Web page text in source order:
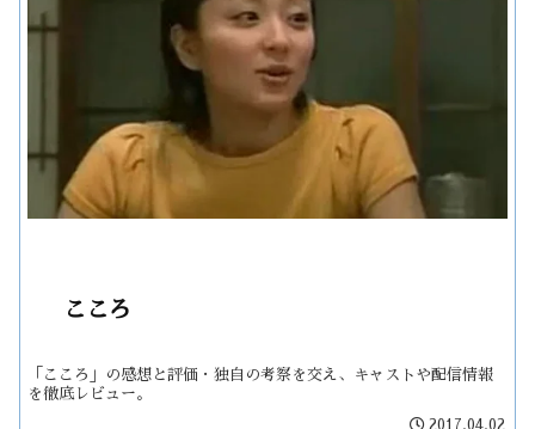
こころ
「こころ」の感想と評価・独自の考察を交え、キャストや配信情報
を徹底レビュー。
2017.04.02